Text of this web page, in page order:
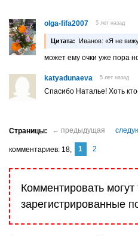
olga-fifa2007 5 лет назад
Цитата: Иванов: «Я не
может ему очки уже пора
katyadunaeva 5 лет назад
Спасибо Наталье! Хоть
комментариев 18 1 2
Комментировать могут
зарегистрированные